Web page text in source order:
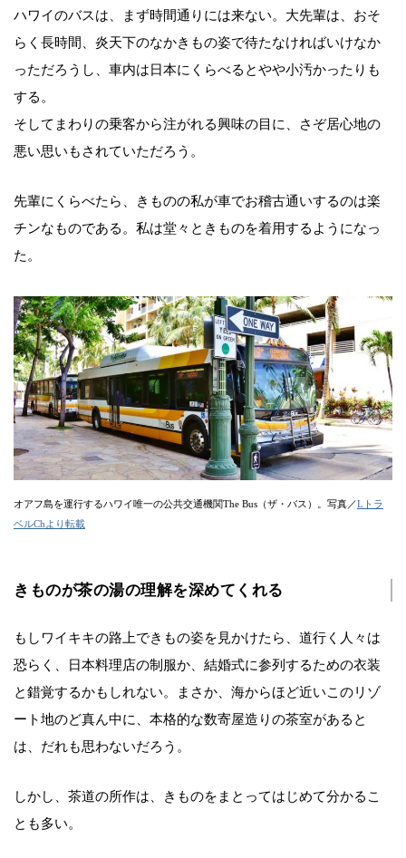
ハワイのバスは、まず時間通りには来ない。大先輩は、おそ
らく長時間、炎天下のなかきもの姿で待たなければいけなか
っただろうし、車内は日本にくらべるとやや小汚かったりも
する。
そしてまわりの乗客から注がれる興味の目に、さぞ居心地の
悪い思いもされていただろう。
先輩にくらべたら、きものの私が車でお稽古通いするのは楽
チンなものである。私は堂々ときものを着用するようになっ
た。
オアフ島を運行するハワイ唯一の公共交通機関The Bus（ザ・バス）。写真／Lトラ
ベルChより転載
きものが茶の湯の理解を深めてくれる
もしワイキキの路上できもの姿を見かけたら、道行く人々は
恐らく、日本料理店の制服か、結婚式に参列するための衣装
と錯覚するかもしれない。まさか、海からほど近いこのリゾ
ート地のど真ん中に、本格的な数寄屋造りの茶室があると
は、だれも思わないだろう。
しかし、茶道の所作は、きものをまとってはじめて分かるこ
とも多い。